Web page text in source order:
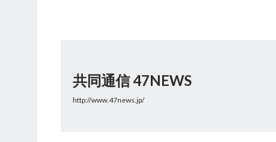
共同通信 47NEWS
http://www.47news.jp/